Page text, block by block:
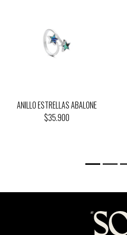
ANILLO ESTRELLAS ABALONE
$35.900